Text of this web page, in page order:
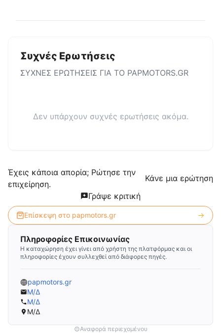
Συχνές Ερωτήσεις
ΣΥΧΝΕΣ ΕΡΩΤΗΣΕΙΣ ΓΙΑ ΤΟ PAPMOTORS.GR
Δεν υπάρχουν συχνές ερωτήσεις ακόμα.
Έχεις κάποια απορία; Ρώτησε την
επιχείρηση.
Κάνε μια ερώτηση
Γράψε κριτική
Επίσκεψη στο papmotors.gr
Πληροφορίες Επικοινωνίας
Η καταχώρηση έχει γίνει από χρήστη της πλατφόρμας και οι
πληροφορίες έχουν συλλεχθεί από διάφορες πηγές.
papmotors.gr
Μ/Δ
Μ/Δ
Μ/Δ
Αναφορά περιεχομένου